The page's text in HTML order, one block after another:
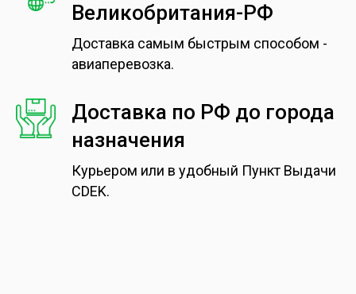
Великобритания-РФ
Доставка самым быстрым способом -
авиаперевозка.
Доставка по РФ до города
назначения
Курьером или в удобный Пункт Выдачи
CDEK.